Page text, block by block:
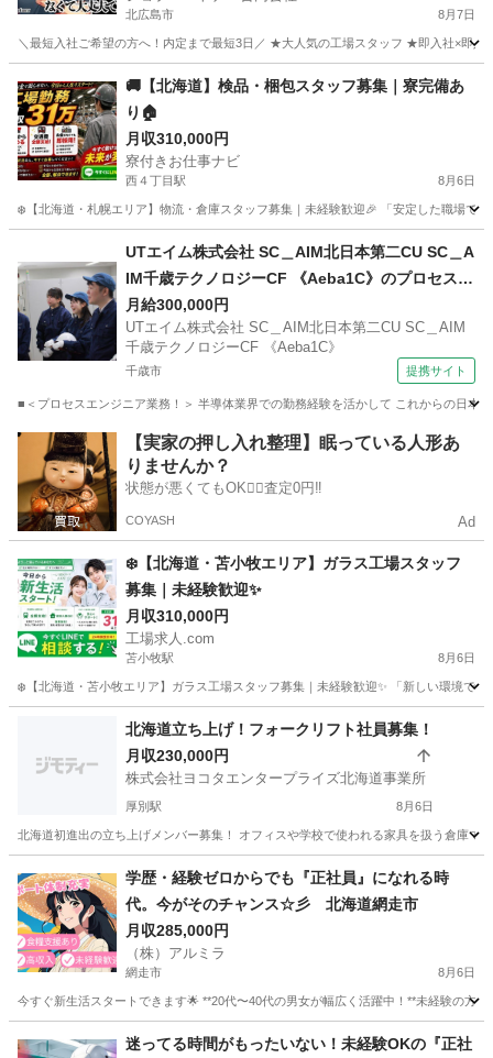
北広島市 8月7日
＼最短入社ご希望の方へ！内定まで最短3日／ ★大人気の工場スタッフ ★即入社×即
北広島市 工場 未経験
🚚【北海道】検品・梱包スタッフ募集｜寮完備あ
り🏠
月収310,000円
寮付きお仕事ナビ
西４丁目駅 8月6日
❄️【北海道・札幌エリア】物流・倉庫スタッフ募集｜未経験歓迎🎉 「安定した職場で
西４丁目駅 工場
UTエイム株式会社 SC＿AIM北日本第二CU SC＿A
IM千歳テクノロジーCF 《Aeba1C》のプロセスエ
ンジニア・レシピ作成・解析・グラフ作成・メン
テナンス・データ解析 【経験者・有資格者歓迎】
月給300,000円
UTエイム株式会社 SC＿AIM北日本第二CU SC＿AIM
千歳テクノロジーCF 《Aeba1C》
千歳市 提携サイト
■＜プロセスエンジニア業務！＞ 半導体業界での勤務経験を活かして これからの日
北海道 千歳市 その他
【実家の押し入れ整理】眠っている人形あ
りませんか？
状態が悪くてもOK🙆‍♀️査定0円‼️
COYASH Ad
❄️【北海道・苫小牧エリア】ガラス工場スタッフ
募集｜未経験歓迎✨
月収310,000円
工場求人.com
苫小牧駅 8月6日
❄️【北海道・苫小牧エリア】ガラス工場スタッフ募集｜未経験歓迎✨ 「新しい環境で
苫小牧市 苫小牧駅 工場 未経験
北海道立ち上げ！フォークリフト社員募集！
月収230,000円
株式会社ヨコタエンタープライズ北海道事業所
厚別駅 8月6日
北海道初進出の立ち上げメンバー募集！ オフィスや学校で使われる家具を扱う倉庫
厚別駅 その他
学歴・経験ゼロからでも『正社員』になれる時
代。今がそのチャンス☆彡 北海道網走市
月収285,000円
（株）アルミラ
網走市 8月6日
今すぐ新生活スタートできます🌟 **20代〜40代の男女が幅広く活躍中！**未経験の
工場 未経験
迷ってる時間がもったいない！未経験OKの『正社